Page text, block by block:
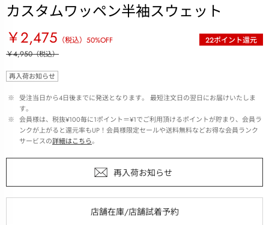
カスタムワッペン半袖スウェット
￥2,475 （税込） 50%OFF 22ポイント還元
￥4,950（税込）
再入荷お知らせ
※ 受注当日から4日後までに発送となります。 最短注文日の翌日にお届けいたしま
す。
※ 会員様は、税抜¥100毎に1ポイント＝¥1でご利用頂けるポイントが貯まり、会員ラ
ンクが上がると還元率もUP！会員様限定セールや送料無料などお得な会員ランク
サービスの詳細はこちら。